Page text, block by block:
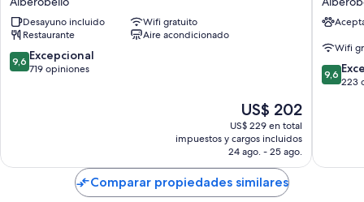
También se incluyen los siguientes beneficios adicionales en todas las
habitaciones:
Ropa de cama hipoalergénica y cubrecamas
Televisiones con canales de televisión digitales
Kitchenettes, refrigeradores/freezers y placas de cocina
Albergo
Diffuso
Alberobello
Desayuno incluido
Wifi gratuito
Restaurante
Aire acondicionado
9.6
de
9,6 Excepcional
719 opiniones
El
precio
actual
es
de
US$ 202
US$ 202
US$ 229 en total
impuestos y cargos incluidos
24 ago. - 25 ago.
corte
Wifi
9.6
de
9,6
223
Comparar propiedades similares